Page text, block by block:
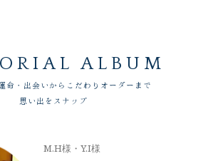
店予約はこちら
他県からもお車や電車でご来店いただいてお
ALBUM
命・出会いからこだわりオーダーまで
思い出をスナップ
M.H様・Y.I様